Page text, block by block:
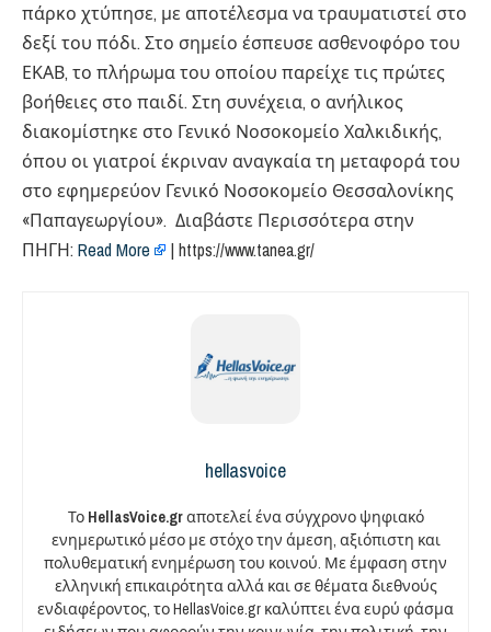
πάρκο χτύπησε, με αποτέλεσμα να τραυματιστεί στο
δεξί του πόδι. Στο σημείο έσπευσε ασθενοφόρο του
ΕΚΑΒ, το πλήρωμα του οποίου παρείχε τις πρώτες
βοήθειες στο παιδί. Στη συνέχεια, ο ανήλικος
διακομίστηκε στο Γενικό Νοσοκομείο Χαλκιδικής,
όπου οι γιατροί έκριναν αναγκαία τη μεταφορά του
στο εφημερεύον Γενικό Νοσοκομείο Θεσσαλονίκης
«Παπαγεωργίου». Διαβάστε Περισσότερα στην
ΠΗΓΗ: Read More | https://www.tanea.gr/
hellasvoice
Το HellasVoice.grαποτελεί ένα σύγχρονο ψηφιακό
ενημερωτικό μέσο με στόχο την άμεση, αξιόπιστη και
πολυθεματική ενημέρωση του κοινού. Με έμφαση στην
ελληνική επικαιρότητα αλλά και σε θέματα διεθνούς
ενδιαφέροντος, το HellasVoice.gr καλύπτει ένα ευρύ φάσμα